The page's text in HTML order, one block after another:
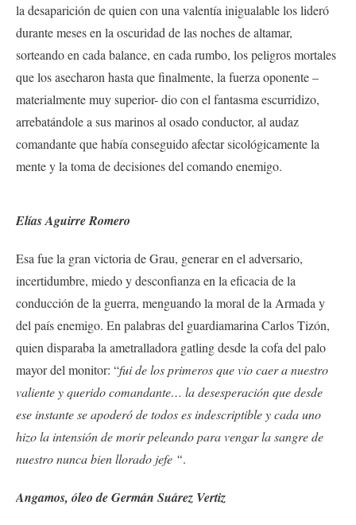
la desaparición de quien con una valentía inigualable los lideró
durante meses en la oscuridad de las noches de altamar,
sorteando en cada balance, en cada rumbo, los peligros mortales
que los asecharon hasta que finalmente, la fuerza oponente –
materialmente muy superior- dio con el fantasma escurridizo,
arrebatándole a sus marinos al osado conductor, al audaz
comandante que había conseguido afectar sicológicamente la
mente y la toma de decisiones del comando enemigo.
Elías Aguirre Romero
Esa fue la gran victoria de Grau, generar en el adversario,
incertidumbre, miedo y desconfianza en la eficacia de la
conducción de la guerra, menguando la moral de la Armada y
del país enemigo. En palabras del guardiamarina Carlos Tizón,
quien disparaba la ametralladora gatling desde la cofa del palo
mayor del monitor: “fui de los primeros que vio caer a nuestro
valiente y querido comandante… la desesperación que desde
ese instante se apoderó de todos es indescriptible y cada uno
hizo la intensión de morir peleando para vengar la sangre de
nuestro nunca bien llorado jefe “.
Angamos, óleo de Germán Suárez Vertiz